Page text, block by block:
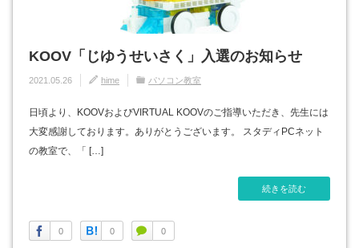
KOOV「じゆうせいさく」入選のお知らせ
2021.05.26 hime パソコン教室
日頃より、KOOVおよびVIRTUAL KOOVのご指導いただき、先生には
大変感謝しております。ありがとうございます。 スタディPCネット
の教室で、「 […]
続きを読む
0 0 0